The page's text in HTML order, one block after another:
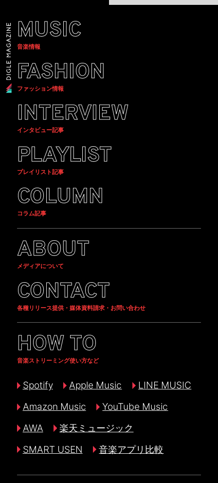
MUSIC
音楽情報
FASHION
ファッション情報
INTERVIEW
インタビュー記事
PLAYLIST
プレイリスト記事
COLUMN
コラム記事
ABOUT
メディアについて
CONTACT
各種リリース提供・媒体資料請求・お問い合わせ
HOW TO
音楽ストリーミング使い方など
Spotify Apple Music
LINE MUSIC
Amazon Music
YouTube Music
AWA
楽天ミュージック
SMART USEN
音楽アプリ比較